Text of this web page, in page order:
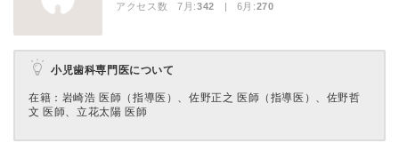
アクセス数 7月:342 | 6月:270
小児歯科専門医について
在籍：岩崎浩 医師（指導医）、佐野正之 医師（指導医）、佐野哲
文 医師、立花太陽 医師